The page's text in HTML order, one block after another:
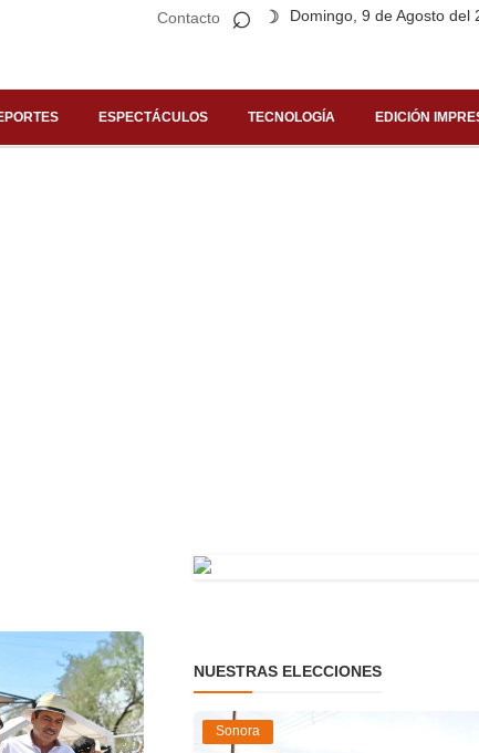
Contacto Domingo, 9 de Agosto del
⌕ ☽
ESPECTÁCULOS TECNOLOGÍA EDICIÓN
NUESTRAS ELECCIONES
Sonora